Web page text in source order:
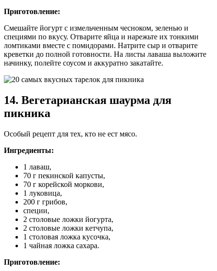
Приготовление:
Смешайте йогурт с измельченным чесноком, зеленью и
специями по вкусу. Отварите яйца и нарежьте их тонкими
ломтиками вместе с помидорами. Натрите сыр и отварите
креветки до полной готовности. На листы лаваша выложите
начинку, полейте соусом и аккуратно закатайте.
14. Вегетарианская шаурма для
пикника
Особый рецепт для тех, кто не ест мясо.
Ингредиенты:
1 лаваш,
70 г пекинской капусты,
70 г корейской моркови,
1 луковица,
200 г грибов,
специи,
2 столовые ложки йогурта,
2 столовые ложки кетчупа,
1 столовая ложка кусочка,
1 чайная ложка сахара.
Приготовление: